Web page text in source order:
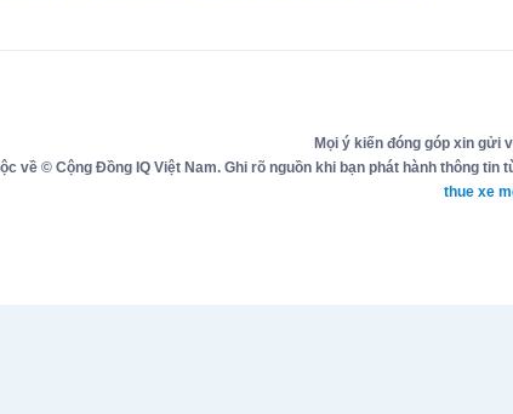
Mọi ý kiến đóng góp xin gửi
về © Cộng Đồng IQ Việt Nam. Ghi rõ nguồn khi bạn phát hành thông
thue xe